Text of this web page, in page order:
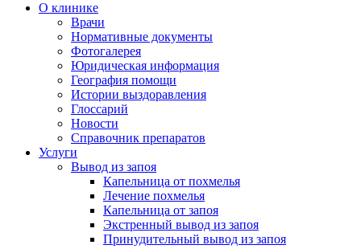
О клинике
Врачи
Нормативные документы
Фотогалерея
Юридическая информация
География помощи
Истории выздоравления
Глоссарий
Новости
Справочник препаратов
Услуги
Вывод из запоя
Капельница от похмелья
Лечение похмелья
Капельница от запоя
Экстренный вывод из запоя
Принудительный вывод из запоя